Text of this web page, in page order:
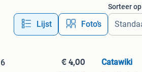
Lijst Foto’s
Sorteer op
€ 4,00 Catawiki